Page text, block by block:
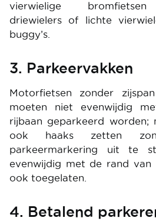
vierwielige bromfietsen
driewielers of lichte
buggy’s.
3. Parkeervakken
Motorfietsen zonder
moeten niet evenwijdig
rijbaan geparkeerd
ook haaks zetten
parkeermarkering uit te
evenwijdig met de rand van
ook toegelaten.
4. Betalend